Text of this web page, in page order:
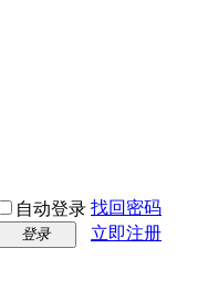
自动登录 找回密码
登录 立即注册